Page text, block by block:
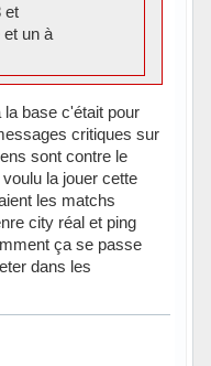
et
un à
base c'était pour
critiques sur
sont contre le
la jouer cette
les matchs
city réal et ping
ça se passe
dans les